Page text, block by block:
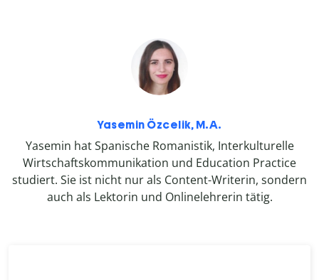
Yasemin Özcelik, M.A.
Yasemin hat Spanische Romanistik, Interkulturelle
Wirtschaftskommunikation und Education Practice
studiert. Sie ist nicht nur als Content-Writerin, sondern
auch als Lektorin und Onlinelehrerin tätig.